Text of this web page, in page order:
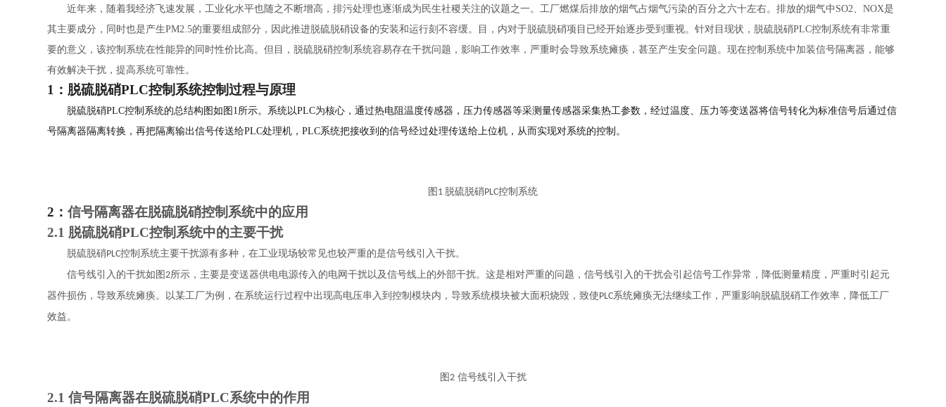
近年来，随着我经济飞速发展，工业化水平也随之不断增高，排污处理也逐渐成为民生社稷关注的议题之一。工厂燃煤后排放的烟气占烟气污染的百分之六十左右。排放的烟气中 SO2、NOX是
其主要成分，同时也是产生PM2.5的重要组成部分，因此推进脱硫脱硝设备的安装和运行刻不容缓。目，内对于脱硫脱硝项目已经开始逐步受到重视。针对目现状，脱硫脱硝PLC控制系统有非常重
要的意义，该控制系统在性能异的同时性价比高。但目，脱硫脱硝控制系统容易存在干扰问题，影响工作效率，严重时会导致系统瘫痪，甚至产生安全问题。现在控制系统中加装信号隔离器，能够
有效解决干扰，提高系统可靠性。
1： 脱硫脱硝PLC控制系统控制过程与原理
脱硫脱硝PLC控制系统的总结构图如图1所示。 系统以PLC为核心 ，通过热电阻温度传感器， 压力传感器等采测量传感器采集热工参数 ，经过温度、压力等变送器将信号转化为标准信号后通过信
号隔离器隔离转换，再把隔离输出信号传送给PLC处理机，PLC系统把接收到的信号经过处理传送给上位机，从而实现对系统的控制 。
图 1 脱硫脱硝PLC控制系统
2：信号隔离器在脱硫脱硝控制系统中的应用
2.1 脱硫脱硝PLC控制系统中的主要干扰
脱硫脱硝PLC控制系统主要干扰源有多种 ，在工业现场较常见也较严重的是信号线引入干扰。
信号线引入的干扰如图2所示， 主要是变送器供电电源传入的电网干扰以及信号线上的外部干扰。这是相对严重的问题，信号线引入的干扰会引起信号工作异常，降低测量精度，严重时引起元
器件损伤 ，导致系统瘫痪。 以某工厂为例，在系统运行过程中出现高电压串入到控制模块内，导致系统模块被大面积烧毁，致使PLC系统瘫痪无法继续工作，严重影响脱硫脱硝工作效率 ， 降低工厂
效益。
图 2 信号线引入干扰
2.1 信号隔离器在脱硫脱硝PLC系统中的作用